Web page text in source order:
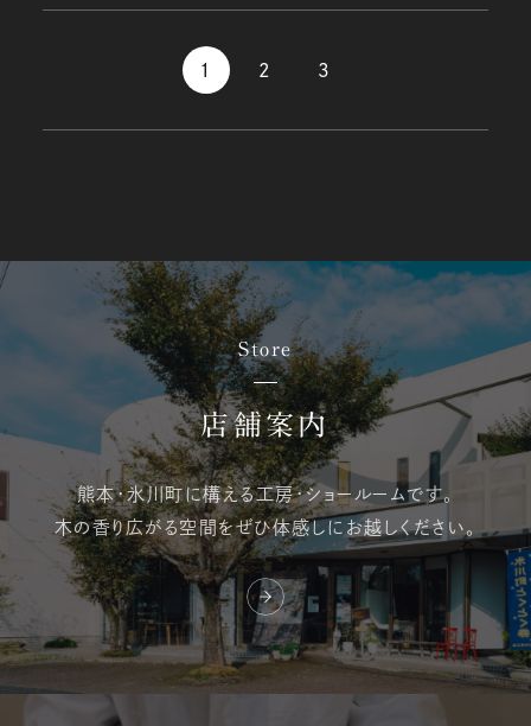
1 2 3
Store
店舗案内
熊本・氷川町に構える工房・ショールームです。
木の香り広がる空間をぜひ体感しにお越しください。